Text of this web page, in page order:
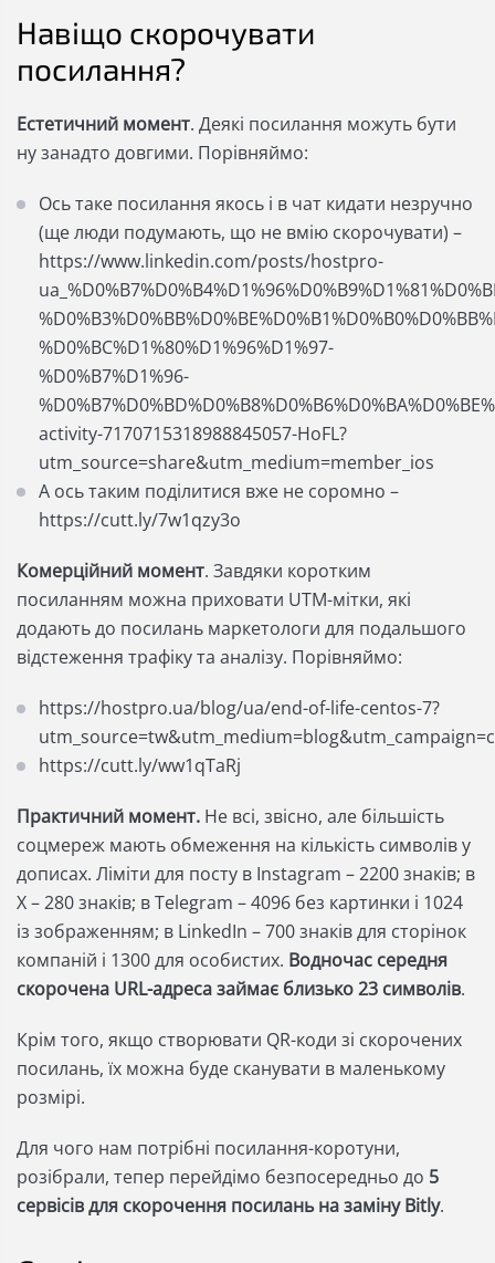
Навіщо скорочувати
посилання?
Естетичний момент. Деякі посилання можуть бути
ну занадто довгими. Порівняймо:
Ось таке посилання якось і в чат кидати незручно
(ще люди подумають, що не вмію скорочувати) –
https://www.linkedin.com/posts/hostpro-
%D0%BC%D1%80%D1%96%D1%97-
%D0%B7%D1%96-
activity-7170715318988845057-HoFL?
utm_source=share&utm_medium=member_ios
А ось таким поділитися вже не соромно –
https://cutt.ly/7w1qzy3o
Комерційний момент. Завдяки коротким
посиланням можна приховати UTM-мітки, які
додають до посилань маркетологи для подальшого
відстеження трафіку та аналізу. Порівняймо:
https://hostpro.ua/blog/ua/end-of-life-centos-7?
https://cutt.ly/ww1qTaRj
Практичний момент. Не всі, звісно, але більшість
соцмереж мають обмеження на кількість символів у
дописах. Ліміти для посту в Instagram – 2200 знаків; в
X – 280 знаків; в Telegram – 4096 без картинки і 1024
із зображенням; в LinkedIn – 700 знаків для сторінок
компаній і 1300 для особистих. Водночас середня
скорочена URL-адреса займає близько 23 символів.
Крім того, якщо створювати QR-коди зі скорочених
посилань, їх можна буде сканувати в маленькому
розмірі.
Для чого нам потрібні посилання-коротуни,
розібрали, тепер перейдімо безпосередньо до 5
сервісів для скорочення посилань на заміну Bitly.